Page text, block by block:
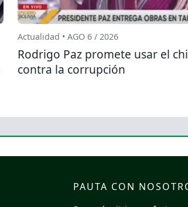
Actualidad • AGO 6 / 2026
Rodrigo Paz promete usar el
contra la corrupción
PAUTA CON